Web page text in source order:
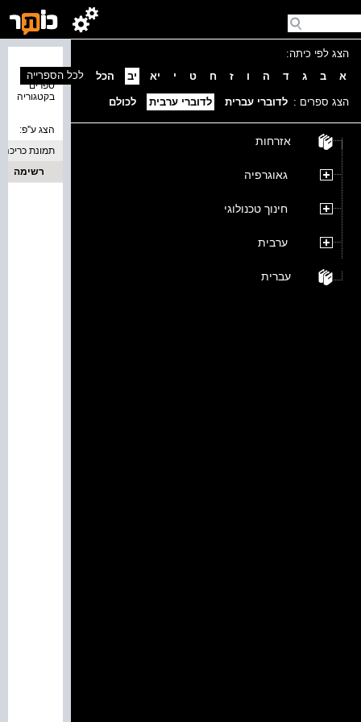
הצג לפי כיתה:
א
ב ג ד ה ו ז ח ט י יא יב הכל
הצג ספרים : לדוברי עברית לדוברי ערבית לכולם
אזרחות
גאוגרפיה
חינוך טכנולוגי
ערבית
עברית
ספרים
בקטגוריה
לכל הספרייה
הצג ע''פ:
תמונת כריכה
רשימה